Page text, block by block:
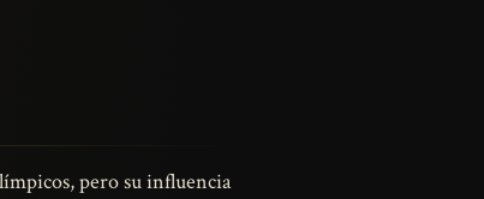
pero su influencia